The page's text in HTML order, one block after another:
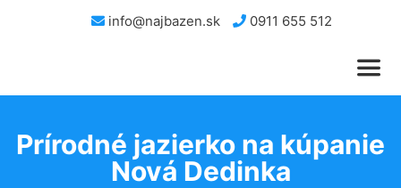
info@najbazen.sk 0911 655 512
Prírodné jazierko na kúpanie
Nová Dedinka